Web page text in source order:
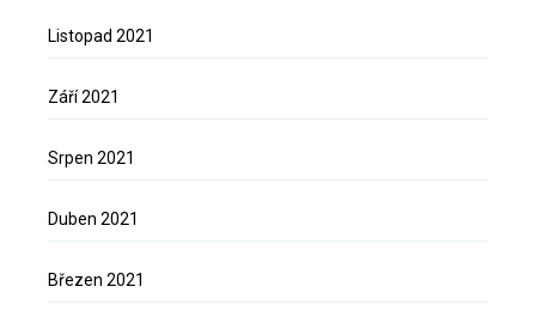
Listopad 2021
Září 2021
Srpen 2021
Duben 2021
Březen 2021